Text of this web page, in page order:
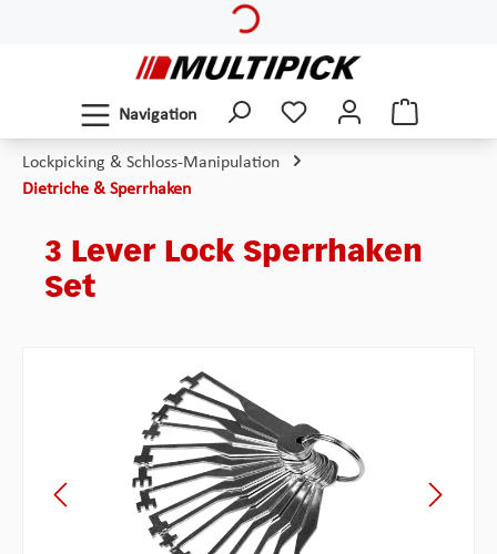
Navigation
Lockpicking & Schloss-Manipulation
Dietriche & Sperrhaken
3 Lever Lock Sperrhaken
Set
Bildergalerie überspringen